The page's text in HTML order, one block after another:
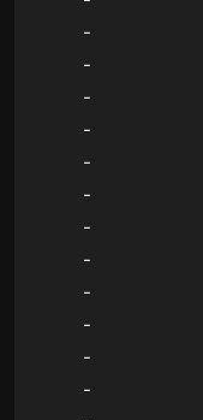
-
-
-
-
-
-
-
-
-
-
-
-